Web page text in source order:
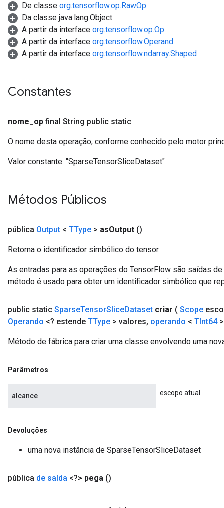
De classe org.tensorflow.op.RawOp
Da classe java.lang.Object
A partir da interface org.tensorflow.op.Op
A partir da interface org.tensorflow.Operand
A partir da interface org.tensorflow.ndarray.Shaped
Constantes
nome op final String public static
O nome desta operação, conforme conhecido pelo motor
Valor constante: "SparseTensorSliceDataset"
Métodos Públicos
pública Output < TType > asOutput ()
Retorna o identificador simbólico do tensor.
As entradas para as operações do TensorFlow são saídas
método é usado para obter um identificador simbólico que
public static SparseTensorSliceDataset criar ( Scope
Operando <? estende TType > valores, operando < TInt64
Método de fábrica para criar uma classe envolvendo uma
Parâmetros
alcance escopo atual
Devoluções
uma nova instância de SparseTensorSliceDataset
pública de saída <?> pega ()